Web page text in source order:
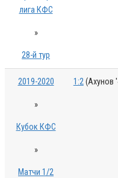
лига КФС
»
28-й тур
2019-2020
»
Кубок КФС
»
Матчи 1/2
1:2(Ахунов